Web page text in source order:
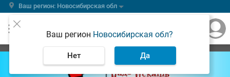
Ваш регион: Новосибирская обл
Ваш регион Новосибирская обл?
Нет Да